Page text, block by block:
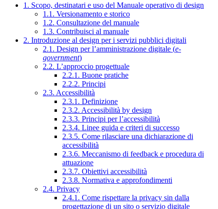
1. Scopo, destinatari e uso del Manuale operativo di design
1.1. Versionamento e storico
1.2. Consultazione del manuale
1.3. Contribuisci al manuale
2. Introduzione al design per i servizi pubblici digitali
2.1. Design per l’amministrazione digitale (e-
government)
2.2. L’approccio progettuale
2.2.1. Buone pratiche
2.2.2. Principi
2.3. Accessibilità
2.3.1. Definizione
2.3.2. Accessibilità by design
2.3.3. Principi per l’accessibilità
2.3.4. Linee guida e criteri di successo
2.3.5. Come rilasciare una dichiarazione di
accessibilità
2.3.6. Meccanismo di feedback e procedura di
attuazione
2.3.7. Obiettivi accessibilità
2.3.8. Normativa e approfondimenti
2.4. Privacy
2.4.1. Come rispettare la privacy sin dalla
progettazione di un sito o servizio digitale